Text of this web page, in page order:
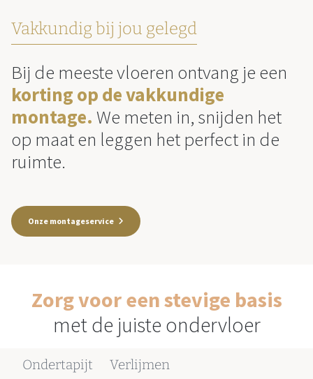
Vakkundig bij jou gelegd
Bij de meeste vloeren ontvang je een
korting op de vakkundige
montage. We meten in, snijden het
op maat en leggen het perfect in de
ruimte.
Onze montageservice
Zorg voor een stevige basis
met de juiste ondervloer
Ondertapijt Verlijmen